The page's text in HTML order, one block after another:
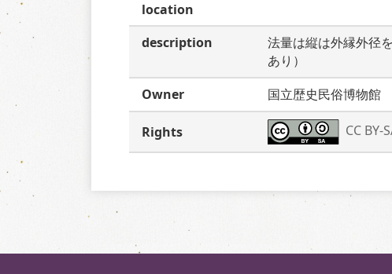
location
description
法量は縦は外縁外径
あり）
Owner
国立歴史民俗博物館
Rights CC